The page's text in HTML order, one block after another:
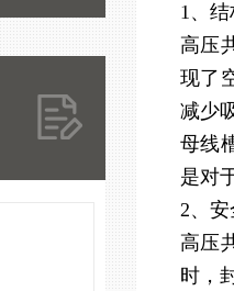
1、
高压
现了
减少
母线
是对
2、
高压
时，